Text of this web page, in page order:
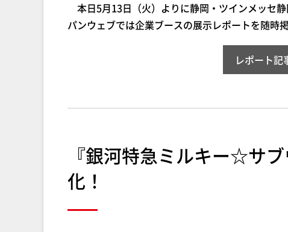
本日5月13日（火）よりに静岡・ツインメッセ
パンウェブでは企業ブースの展示レポートを随時
レポート記
『銀河特急ミルキー☆サ
化！